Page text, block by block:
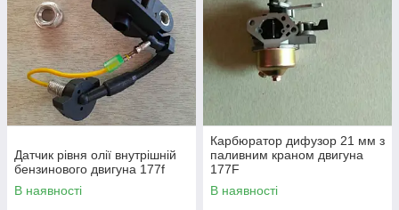
Датчик рівня олії внутрішній
бензинового двигуна 177f
В наявності
Карбюратор дифузор 21 мм з
паливним краном двигуна
177F
В наявності